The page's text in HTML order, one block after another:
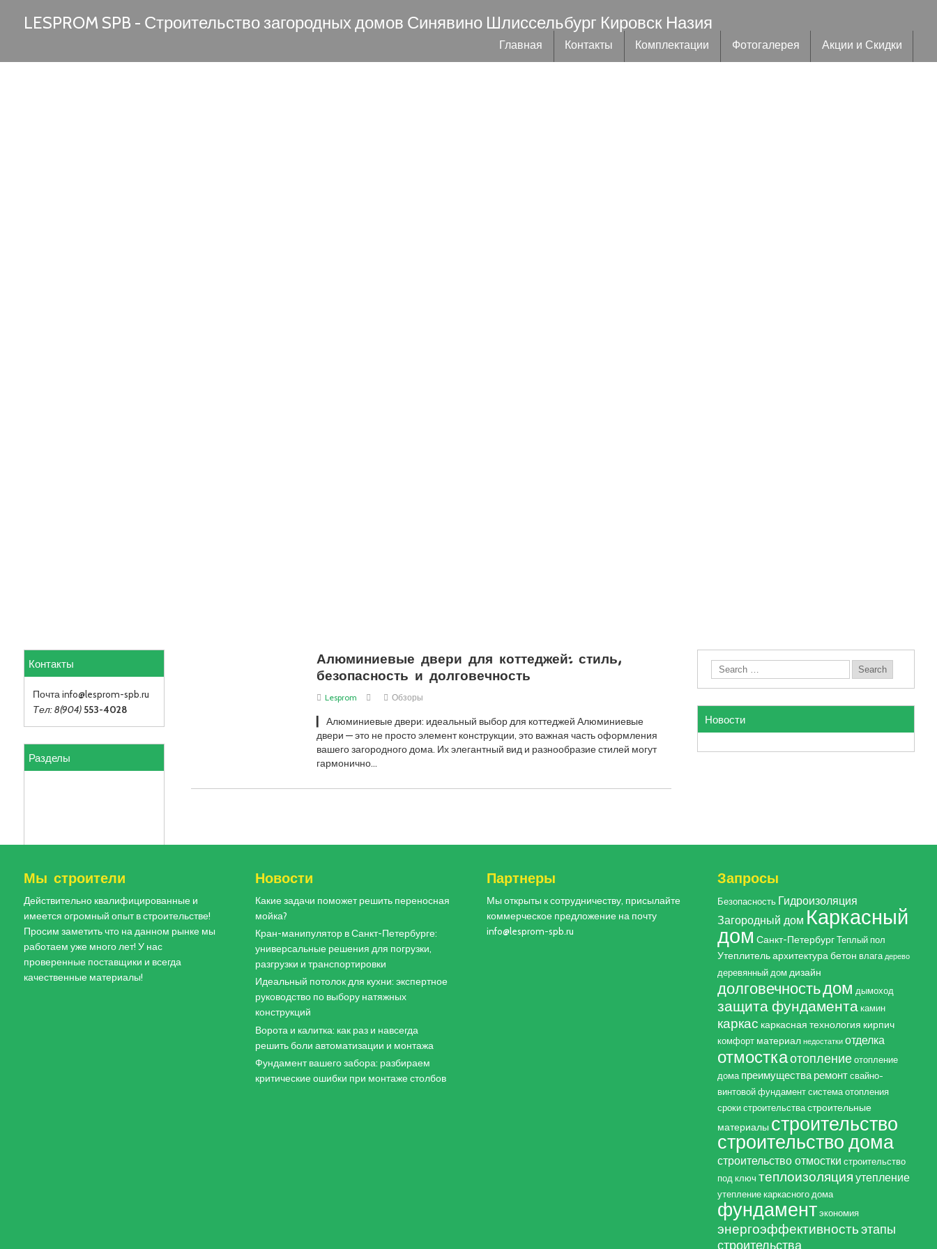
LESPROM SPB - Строительство загородных домов Синявино Шлиссельбург Кировск Назия
Главная Контакты Комплектации Фотогалерея Акции и Скидки
Алюминиевые двери для коттеджей: стиль,
безопасность и долговечность
Lesprom Обзоры
▎ Алюминиевые двери: идеальный выбор для коттеджей Алюминиевые
двери — это не просто элемент конструкции, это важная часть оформления
вашего загородного дома. Их элегантный вид и разнообразие стилей могут
гармонично…
Новости
Контакты
Почта info@lesprom-spb.ru
Тел: 8(904) 553-4028
Разделы
Мы строители
Действительно квалифицированные и
имеется огромный опыт в строительстве!
Просим заметить что на данном рынке мы
работаем уже много лет! У нас
проверенные поставщики и всегда
качественные материалы!
Новости
Какие задачи поможет решить переносная
мойка?
Кран-манипулятор в Санкт-Петербурге:
универсальные решения для погрузки,
разгрузки и транспортировки
Идеальный потолок для кухни: экспертное
руководство по выбору натяжных
конструкций
Ворота и калитка: как раз и навсегда
решить боли автоматизации и монтажа
Фундамент вашего забора: разбираем
критические ошибки при монтаже столбов
Партнеры
Мы открыты к сотрудничеству, присылайте
коммерческое предложение на почту
info@lesprom-spb.ru
Запросы
Безопасность Гидроизоляция
Загородный дом Каркасный
дом Санкт-Петербург Теплый пол
Утеплительархитектурабетон влага дерево
деревянный дом дизайн
долговечностьдом дымоход
защита фундамента камин
каркас каркасная технология кирпич
комфорт материал недостатки отделка
отмосткаотопление отопление
дома преимущества ремонт свайно-
винтовой фундамент система отопления
сроки строительства строительные
материалы строительство
строительство дома
строительство отмостки строительство
под ключ теплоизоляция утепление
утепление каркасного дома
фундамент экономия
энергоэффективность этапы
строительства